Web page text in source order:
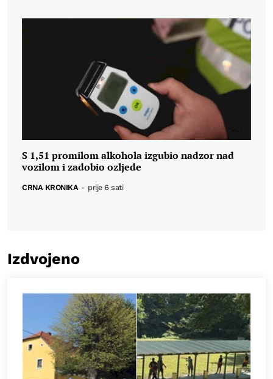
S 1,51 promilom alkohola izgubio nadzor nad
vozilom i zadobio ozljede
CRNA KRONIKA - prije 6 sati
Izdvojeno